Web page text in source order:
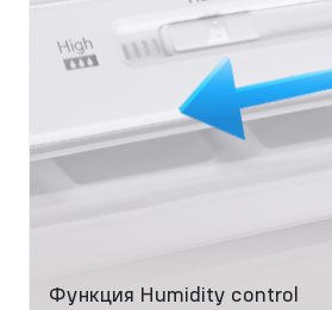
Функция Humidity control